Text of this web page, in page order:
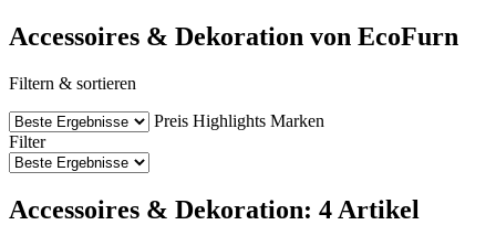
Accessoires & Dekoration von EcoFurn
Filtern & sortieren
Preis Highlights Marken
Filter
Accessoires & Dekoration: 4 Artikel